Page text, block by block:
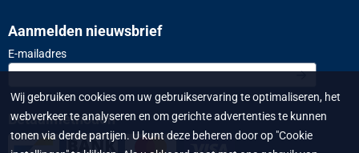
Aanmelden nieuwsbrief
E-mailadresVul je e-mailadres in voor de nieuwsbrief
Betaalmethoden
Wij gebruiken cookies om uw gebruikservaring te optimaliseren, het
webverkeer te analyseren en om gerichte advertenties te kunnen
tonen via derde partijen. U kunt deze beheren door op "Cookie